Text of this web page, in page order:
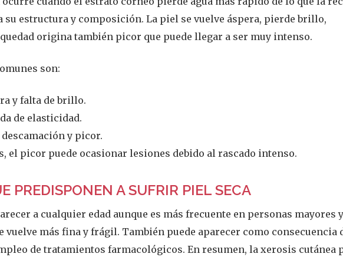
su estructura y composición. La piel se vuelve áspera, pierde brillo,
origina también picor que puede llegar a ser muy intenso.
son:
y falta de brillo.
de elasticidad.
y picor.
el picor puede ocasionar lesiones debido al rascado intenso.
PREDISPONEN A SUFRIR PIEL SECA
a cualquier edad aunque es más frecuente en personas mayores
vuelve más fina y frágil. También puede aparecer como consecuencia
de tratamientos farmacológicos. En resumen, la xerosis cutánea